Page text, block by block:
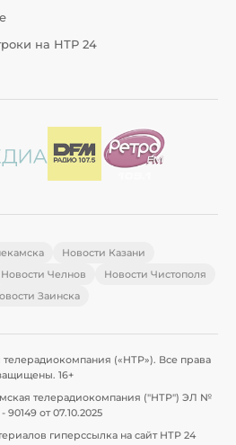
на НТР 24
Новости Казани
Новости Челнов
Новости Чистополя
Заинска
(«НТР»). Все права
16+
телерадиокомпания ("НТР") ЭЛ №
90149 от 07.10.2025
гиперссылка на сайт НТР 24